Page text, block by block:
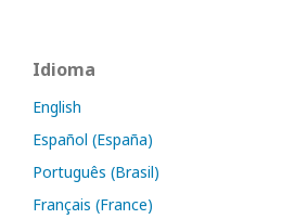
Idioma
English
Español (España)
Português (Brasil)
Français (France)